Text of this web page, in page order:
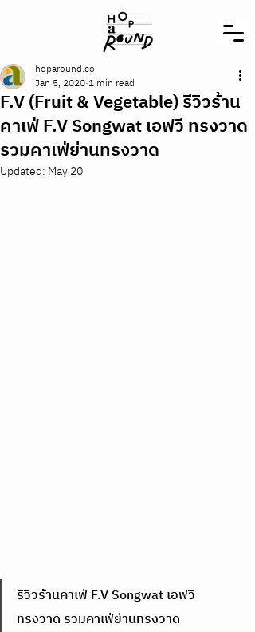
F.V (Fruit & Vegetable) รีวิวร้าน
คาเฟ่ F.V Songwat เอฟวี ทรงวาด
รวมคาเฟ่ย่านทรงวาด
hoparound.co
Jan 5, 2020 1 min read
Updated: May 20
รีวิวร้านคาเฟ่ F.V Songwat เอฟวี
ทรงวาด รวมคาเฟ่ย่านทรงวาด